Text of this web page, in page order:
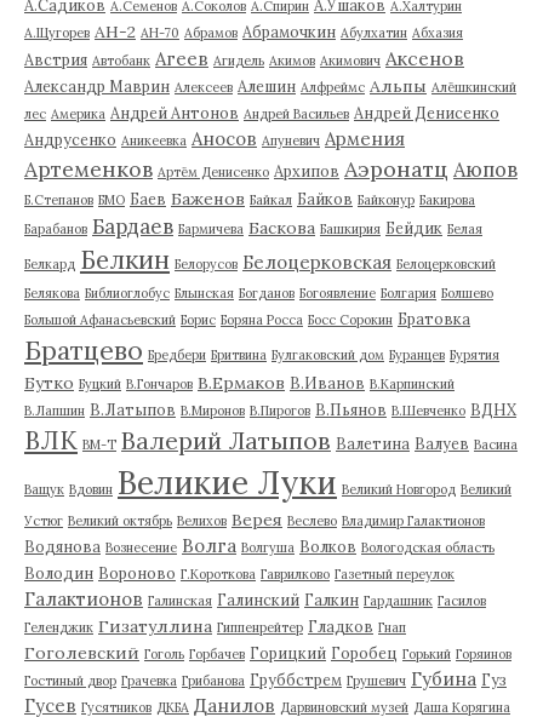
А.Садиков А.Семенов А.Соколов А.Спирин А.Ушаков А.Халтурин
А.Щугорев АН-2 АН-70 Абрамов Абрамочкин Абулхатин Абхазия
Австрия Автобанк Агеев Агидель Акимов Акимович Аксенов
Александр Маврин Алексеев Алешин Алфреймс Альпы Алёшкинский
лес Америка Андрей Антонов Андрей Васильев Андрей Денисенко
Андрусенко Аникеевка Аносов Апуневич Армения
Артеменков Артём Денисенко Архипов Аэронатц Аюпов
Б.Степанов БМО Баев Баженов Байкал Байков Байконур Бакирова
Барабанов Бардаев Бармичева Баскова Башкирия Бейдик Белая
Белкард Белкин Белорусов Белоцерковская Белоцерковский
Белякова Библиоглобус Блынская Богданов Богоявление Болгария Болшево
Большой Афанасьевский Борис Боряна Росса Босс Сорокин Братовка
Братцево Бредбери Бритвина Булгаковский дом Буранцев Бурятия
Бутко Буцкий В.Гончаров В.Ермаков В.Иванов В.Карпинский
В.Лапшин В.Латыпов В.Миронов В.Пирогов В.Пьянов В.Шевченко ВДНХ
ВЛК ВМ-Т Валерий Латыпов Валетина Валуев Васина
Ващук Вдовин Великие Луки Великий Новгород Великий
Устюг Великий октябрь Велихов Верея Веслево Владимир Галактионов
Водянова Вознесение Волга Волгуша Волков Вологодская область
Володин Вороново Г.Короткова Гаврилково Газетный переулок
Галактионов Галинская Галинский Галкин Гардашник Гасилов
Геленджик Гизатуллина Гиппенрейтер Гладков Гнап
Гоголевский Гоголь Горбачев Горицкий Горобец Горький Горяинов
Гостиный двор Грачевка Грибанова Груббстрем Грушевич Губина Гуз
Гусев Гусятников ДКБА Данилов Дарвиновский музей Даша Корягина